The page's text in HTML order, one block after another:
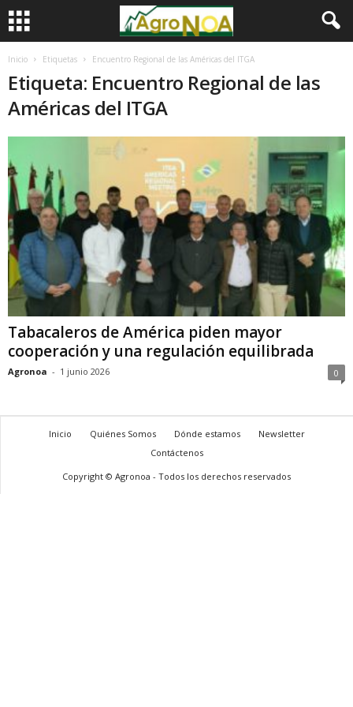
Inicio Etiquetas Encuentro Regional de las Américas del ITGA
Etiqueta: Encuentro Regional de las
Américas del ITGA
Tabacaleros de América piden mayor
cooperación y una regulación equilibrada
Agronoa - 1 junio 2026 0
Inicio Quiénes Somos Dónde estamos
Newsletter
Contáctenos
Copyright © Agronoa - Todos los derechos reservados